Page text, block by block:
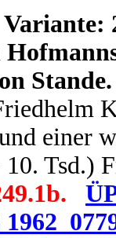
Stande.
einer
Tsd.)